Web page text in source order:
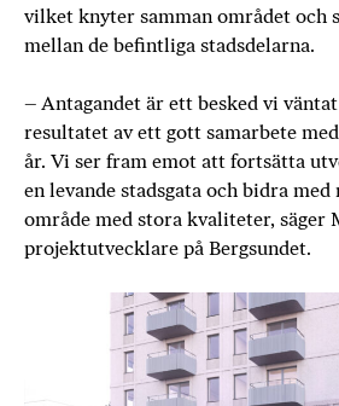
Karriär
Kontakt
English
Logga
vilket knyter samman området och
mellan de befintliga stadsdelarna.
– Antagandet är ett besked vi
resultatet av ett gott samarbete
år. Vi ser fram emot att fortsätta
en levande stadsgata och bidra
område med stora kvaliteter, säger
projektutvecklare på Bergsundet.